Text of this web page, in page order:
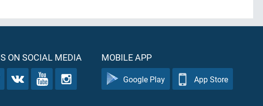
ON SOCIAL MEDIA MOBILE APP
Google Play App Store